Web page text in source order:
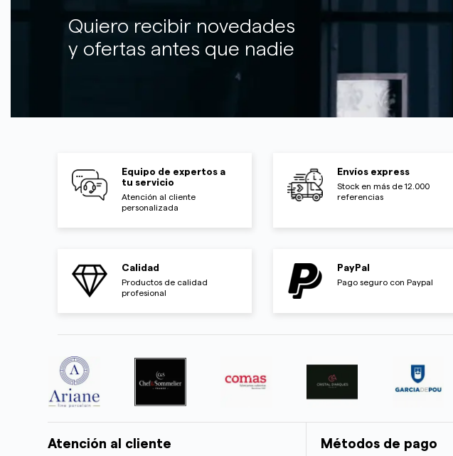
Quiero recibir novedades
y ofertas antes que nadie
Equipo de expertos a
tu servicio
Atención al cliente
personalizada
Envíos express
Stock en más de 12.000
referencias
Calidad
Productos de calidad
profesional
PayPal
Pago seguro con Paypal
Atención al cliente Métodos de pago